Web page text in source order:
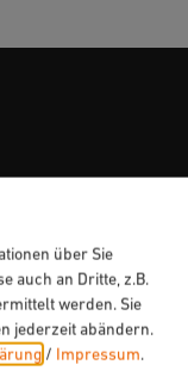
über Sie
auch an Dritte, z.B.
werden. Sie
jederzeit abändern.
/ Impressum.